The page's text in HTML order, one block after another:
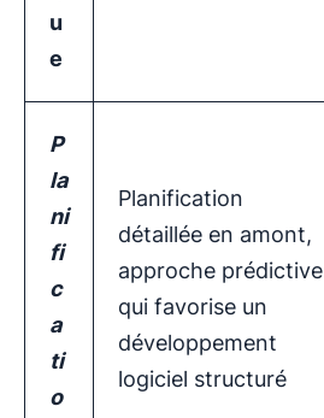
u
e
P
la
ni
fi
c
a
ti
o
Planification
détaillée en amont,
approche prédictive
qui favorise un
développement
logiciel structuré